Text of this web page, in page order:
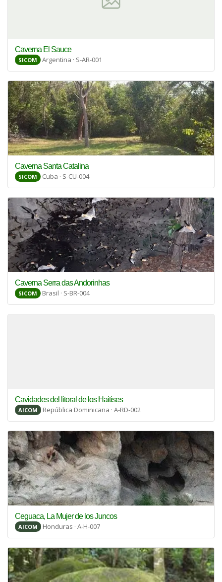
Caverna El Sauce
SICOM Argentina · S-AR-001
Caverna Santa Catalina
SICOM Cuba · S-CU-004
Caverna Serra das Andorinhas
SICOM Brasil · S-BR-004
Cavidades del litoral de los Haitises
AICOM República Dominicana · A-RD-002
Ceguaca, La Mujer de los Juncos
AICOM Honduras · A-H-007